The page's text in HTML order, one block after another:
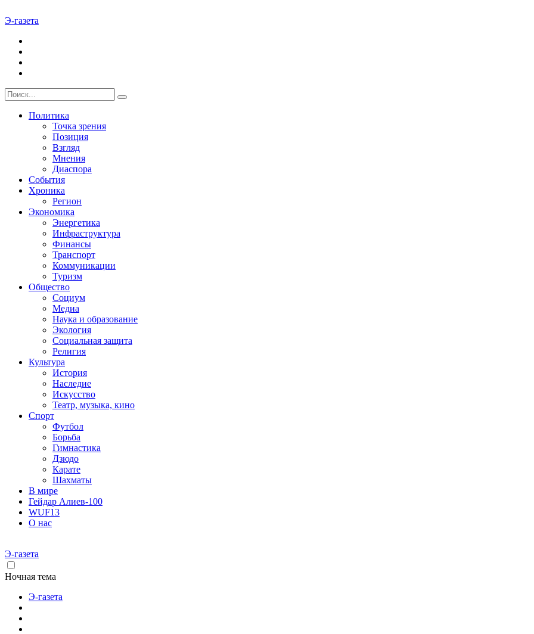
Э-газета
Политика
Точка зрения
Позиция
Взгляд
Мнения
Диаспора
События
Хроника
Регион
Экономика
Энергетика
Инфраструктура
Финансы
Транспорт
Коммуникации
Туризм
Общество
Социум
Медиа
Наука и образование
Экология
Социальная защита
Религия
Культура
История
Наследие
Искусство
Театр, музыка, кино
Спорт
Футбол
Борьба
Гимнастика
Дзюдо
Карате
Шахматы
В мире
Гейдар Алиев-100
WUF13
О нас
Э-газета
Ночная тема
Э-газета